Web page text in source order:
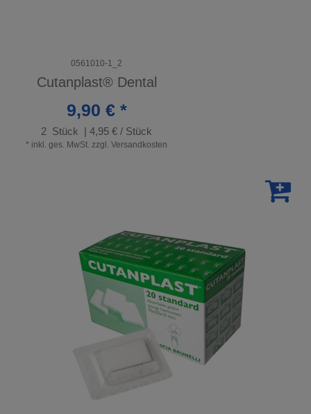
0561010-1_2
Cutanplast® Dental
9,90 € *
2 Stück | 4,95 € / Stück
* inkl. ges. MwSt. zzgl.Versandkosten